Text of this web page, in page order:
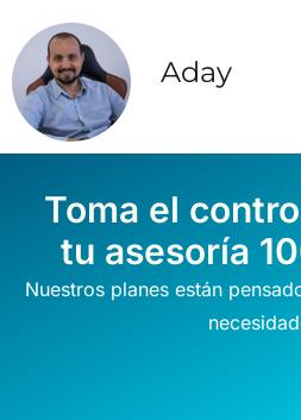
Aday
Toma el
tu asesoría
Nuestros planes están